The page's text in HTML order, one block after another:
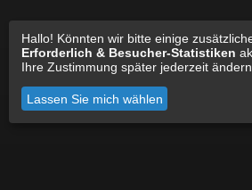
zur Standard Webseite
Datenschutz Impressum
Hallo! Könnten wir bitte einige
Erforderlich & Besucher-Statistiken
Ihre Zustimmung später jederzeit
Lassen Sie mich wählen